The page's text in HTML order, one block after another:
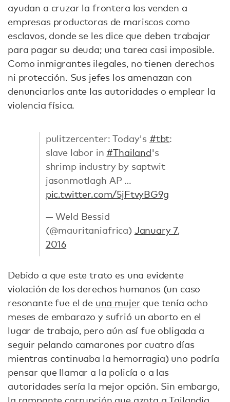
ayudan a cruzar la frontera los venden a
empresas productoras de mariscos como
esclavos, donde se les dice que deben trabajar
para pagar su deuda; una tarea casi imposible.
Como inmigrantes ilegales, no tienen derechos
ni protección. Sus jefes los amenazan con
denunciarlos ante las autoridades o emplear la
violencia física.
pulitzercenter: Today's #tbt:
slave labor in #Thailand's
shrimp industry by saptwit
jasonmotlagh AP …
pic.twitter.com/5jFtvyBG9g
— Weld Bessid
(@mauritaniafrica) January 7,
2016
Debido a que este trato es una evidente
violación de los derechos humanos (un caso
resonante fue el de una mujer que tenía ocho
meses de embarazo y sufrió un aborto en el
lugar de trabajo, pero aún así fue obligada a
seguir pelando camarones por cuatro días
mientras continuaba la hemorragia) uno podría
pensar que llamar a la policía o a las
autoridades sería la mejor opción. Sin embargo,